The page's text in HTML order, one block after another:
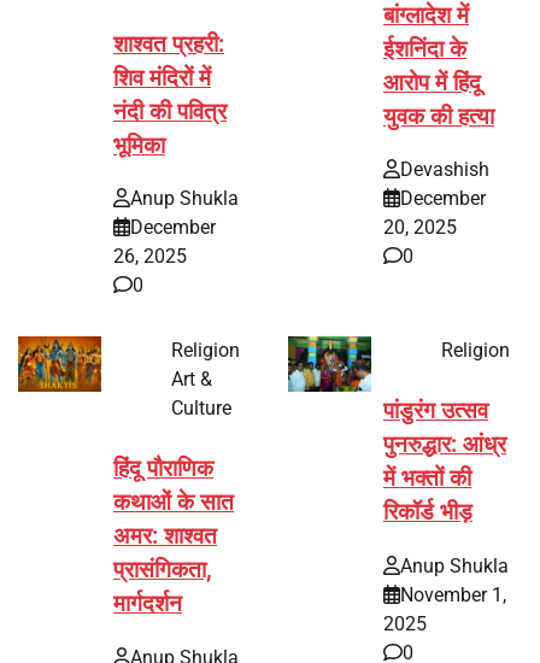
शाश्वत प्रहरी:
शिव मंदिरों में
नंदी की पवित्र
भूमिका
Anup Shukla
December
26, 2025
0
बांग्लादेश में
ईशनिंदा के
आरोप में हिंदू
युवक की हत्या
Devashish
December
20, 2025
0
Religion
Art &
Culture
हिंदू पौराणिक
कथाओं के सात
अमर: शाश्वत
प्रासंगिकता,
मार्गदर्शन
Anup Shukla
Religion
पांडुरंग उत्सव
पुनरुद्धार: आंध्र
में भक्तों की
रिकॉर्ड भीड़
Anup Shukla
November 1,
2025
0